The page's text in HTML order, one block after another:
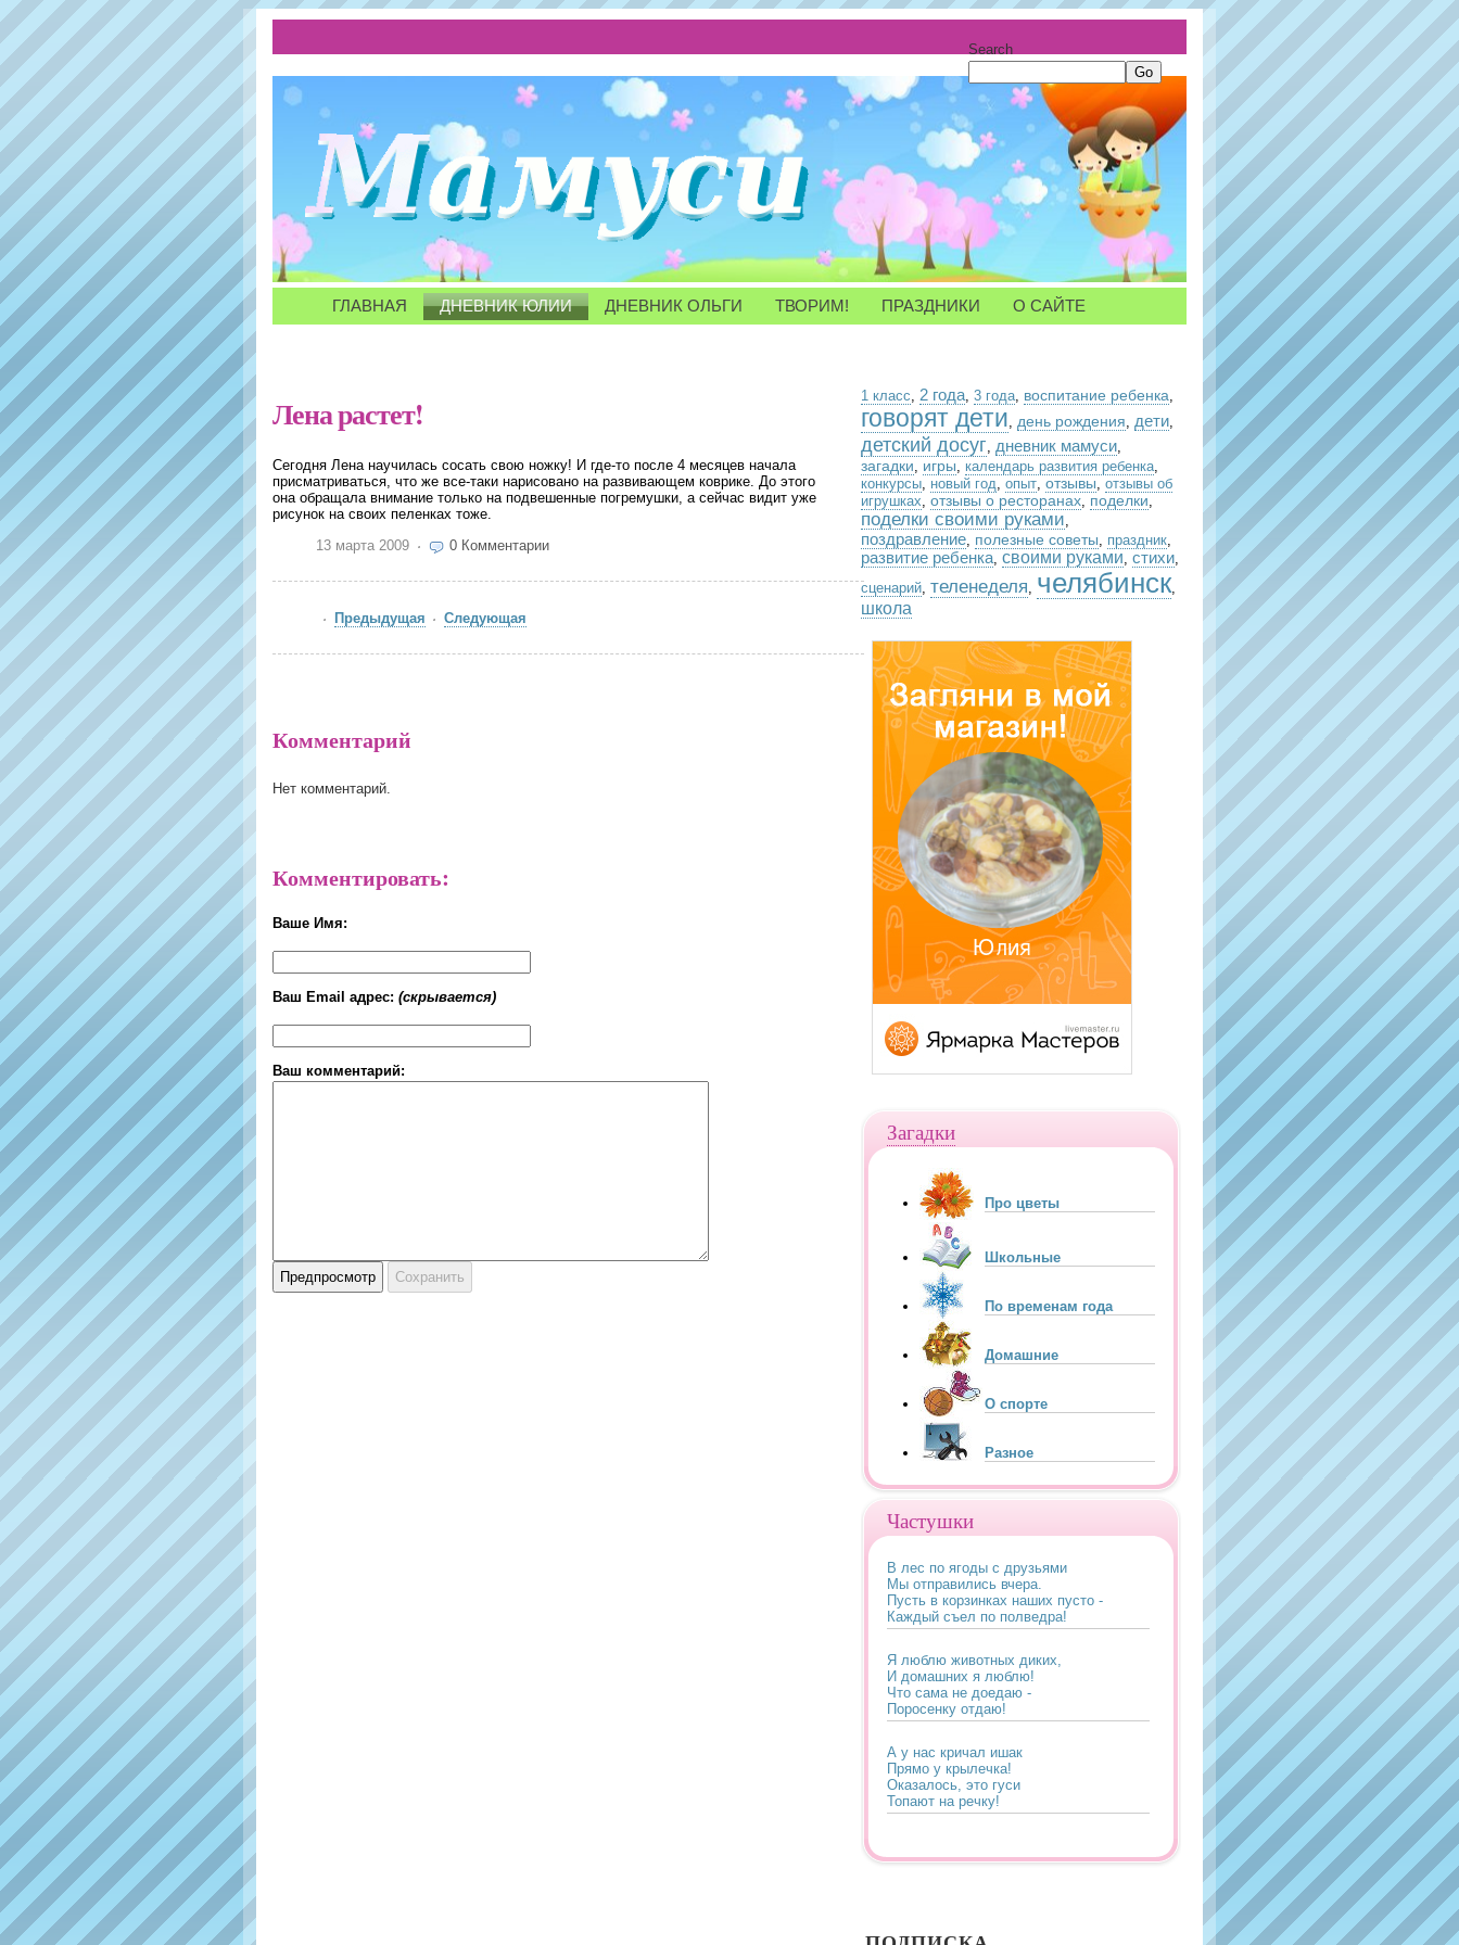
ГЛАВНАЯ ДНЕВНИК ЮЛИИ ДНЕВНИК ОЛЬГИ ТВОРИМ! ПРАЗДНИКИ О САЙТЕ
Лена растет!
Сегодня Лена научилась сосать свою ножку! И где-то после 4 месяцев начала
присматриваться, что же все-таки нарисовано на развивающем коврике. До этого
она обращала внимание только на подвешенные погремушки, а сейчас видит уже
рисунок на своих пеленках тоже.
13 марта 2009
0 Комментарии
Предыдущая Следующая
Комментарий
Нет комментарий.
Комментировать:
Ваше Имя:
Ваш Email адрес: (скрывается)
Ваш комментарий:
Search
1 класс,2 года,3 года, воспитание ребенка,
говорят дети,день рождения,дети,
детский досуг,дневник мамуси,
загадки, игры, календарь развития ребенка,
конкурсы, новый год,опыт,отзывы,отзывы об
игрушках,отзывы о ресторанах, поделки,
поделки своими руками,
поздравление, полезные советы, праздник,
развитие ребенка,своими руками,стихи,
сценарий,теленеделя, челябинск,
школа
Загадки
Про цветы
Школьные
По временам года
Домашние
О спорте
Разное
Частушки
В лес по ягоды с друзьями
Мы отправились вчера.
Пусть в корзинках наших пусто -
Каждый съел по полведра!
Я люблю животных диких,
И домашних я люблю!
Что сама не доедаю -
Поросенку отдаю!
А у нас кричал ишак
Прямо у крылечка!
Оказалось, это гуси
Топают на речку!
Нападала на друзей.
Вас богатенький поклонник